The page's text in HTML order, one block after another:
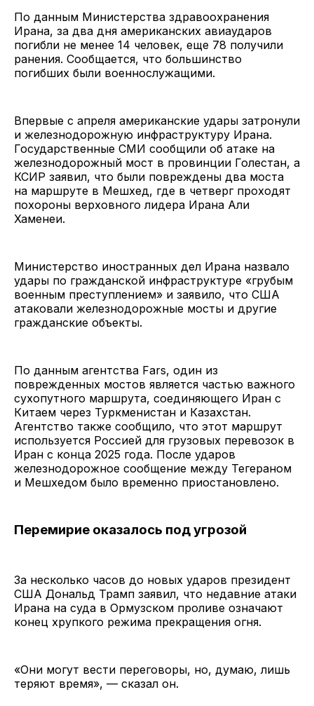
По данным Министерства здравоохранения
Ирана, за два дня американских авиаударов
погибли не менее 14 человек, еще 78 получили
ранения. Сообщается, что большинство
погибших были военнослужащими.
Впервые с апреля американские удары затронули
и железнодорожную инфраструктуру Ирана.
Государственные СМИ сообщили об атаке на
железнодорожный мост в провинции Голестан, а
КСИР заявил, что были повреждены два моста
на маршруте в Мешхед, где в четверг проходят
похороны верховного лидера Ирана Али
Хаменеи.
Министерство иностранных дел Ирана назвало
удары по гражданской инфраструктуре «грубым
военным преступлением» и заявило, что США
атаковали железнодорожные мосты и другие
гражданские объекты.
По данным агентства Fars, один из
поврежденных мостов является частью важного
сухопутного маршрута, соединяющего Иран с
Китаем через Туркменистан и Казахстан.
Агентство также сообщило, что этот маршрут
используется Россией для грузовых перевозок в
Иран с конца 2025 года. После ударов
железнодорожное сообщение между Тегераном
и Мешхедом было временно приостановлено.
Перемирие оказалось под угрозой
За несколько часов до новых ударов президент
США Дональд Трамп заявил, что недавние атаки
Ирана на суда в Ормузском проливе означают
конец хрупкого режима прекращения огня.
«Они могут вести переговоры, но, думаю, лишь
теряют время», — сказал он.